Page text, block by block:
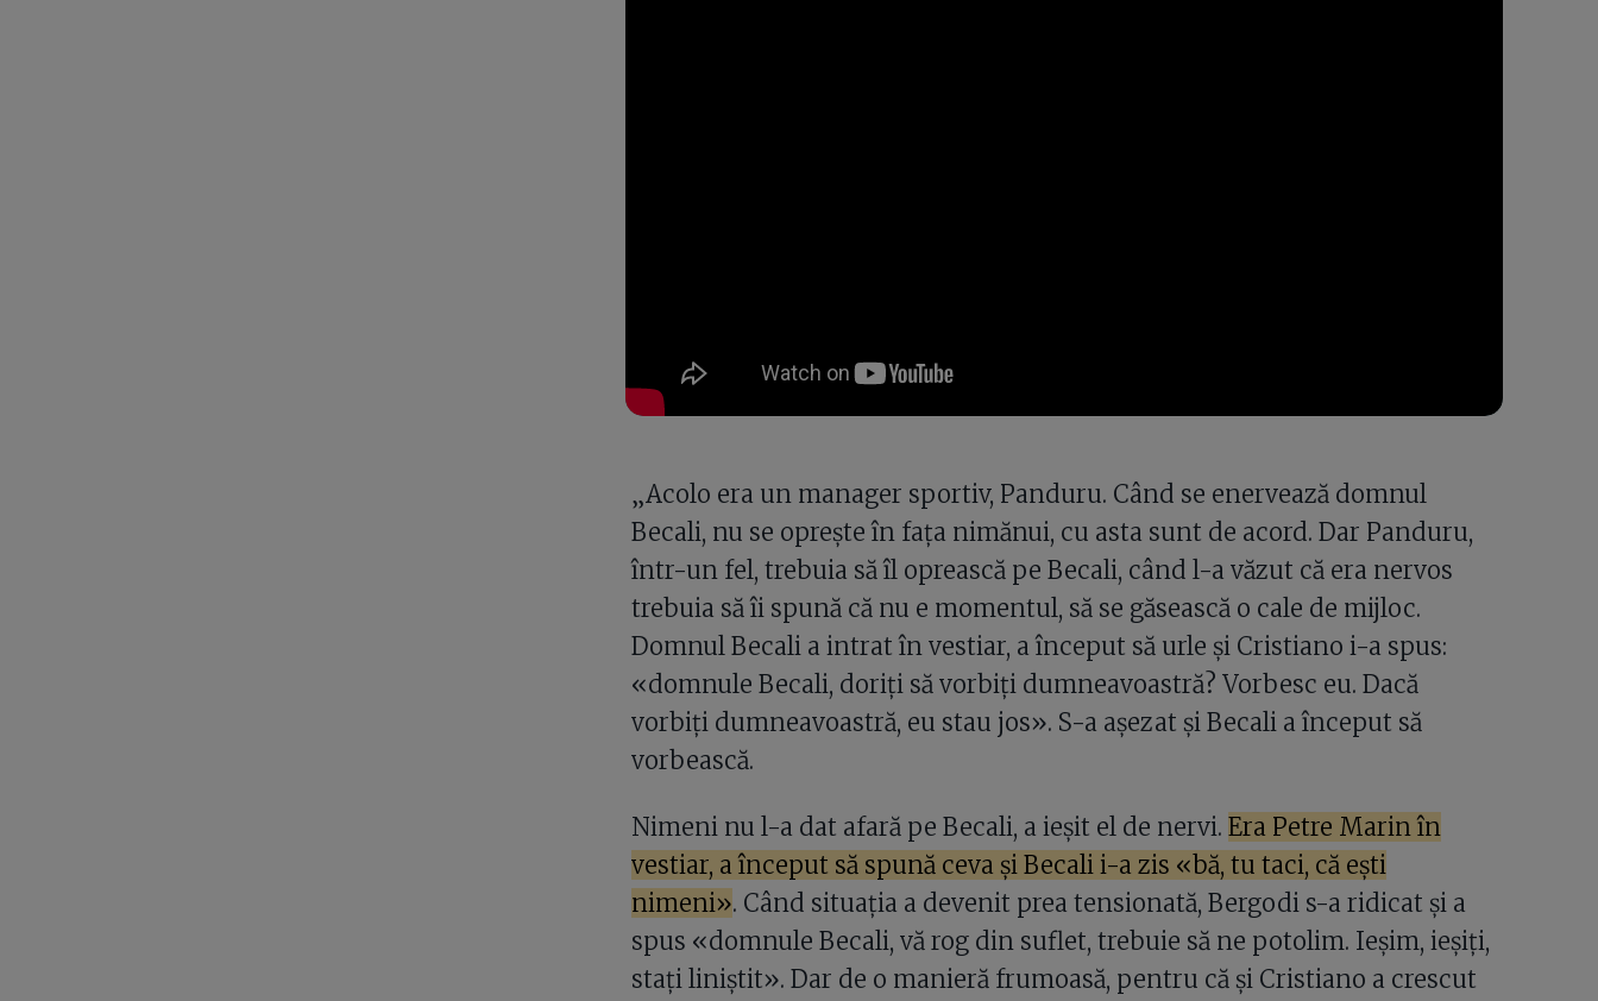
„Acolo era un manager sportiv, Panduru. Când se enervează domnul
Becali, nu se oprește în fața nimănui, cu asta sunt de acord. Dar Panduru,
într-un fel, trebuia să îl oprească pe Becali, când l-a văzut că era nervos
trebuia să îi spună că nu e momentul, să se găsească o cale de mijloc.
Domnul Becali a intrat în vestiar, a început să urle și Cristiano i-a spus:
«domnule Becali, doriți să vorbiți dumneavoastră? Vorbesc eu. Dacă
vorbiți dumneavoastră, eu stau jos». S-a așezat și Becali a început să
vorbească.
Nimeni nu l-a dat afară pe Becali, a ieșit el de nervi. Era Petre Marin în
vestiar, a început să spună ceva și Becali i-a zis «bă, tu taci, că ești
nimeni». Când situația a devenit prea tensionată, Bergodi s-a ridicat și a
spus «domnule Becali, vă rog din suflet, trebuie să ne potolim. Ieșim, ieșiți,
stați liniștit». Dar de o manieră frumoasă, pentru că și Cristiano a crescut